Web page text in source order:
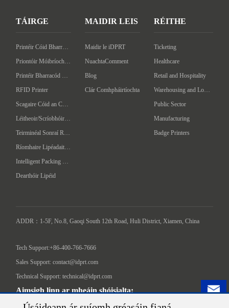
TÁIRGE
Printéir Cóid Bharra an Deasc
Priontóir Móibríoch Barcóid
Printéir Bharracód Tionsclaíoch
RFID Printer
Scagaire Cóid an Chláir
Léitheoir/Scríobhóir RFID ar láimhéid
Teirminéal Sonraí Ríomhaire Láimhe
Ríomhaire Lipéadaithe Uathoibríoch
Intelligent Packing Machine
Dearthóir Lipéid
MAIDIR LEIS
Maidir le iDPRT
NuachtaComment
Blog
Clár Comhpháirtíochta
RÉITHE
Ticketing
Healthcare
Retail and Hospitality
Warehousing and Logistics
Public Sector
Manufacturing
Badge Printers
ADDR：1-5F, No.8, Gaoqi South 12th Road, Huli District, Xiamen, China
Tech Support:+86-400-766-7666
Sales Support: contact@idprt.com
Technical Support: technical@idprt.com
Aimsigh linn ar mheáin shóisialta: